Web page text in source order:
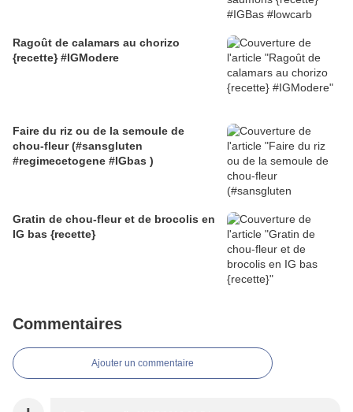
Ragoût de calamars au chorizo
{recette} #IGModere
Faire du riz ou de la semoule de
chou-fleur (#sansgluten
#regimecetogene #IGbas )
Gratin de chou-fleur et de brocolis en
IG bas {recette}
Commentaires
Ajouter un commentaire